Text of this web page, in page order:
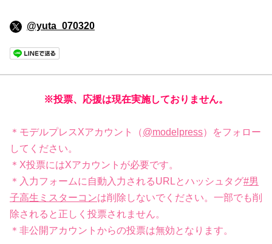
@yuta_070320
※投票、応援は現在実施しておりません。
＊モデルプレスXアカウント（@modelpress）をフォロー
してください。
＊X投票にはXアカウントが必要です。
＊入力フォームに自動入力されるURLとハッシュタグ#男
子高生ミスターコンは削除しないでください。一部でも削
除されると正しく投票されません。
＊非公開アカウントからの投票は無効となります。